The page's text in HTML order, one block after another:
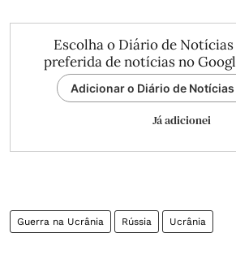
Escolha o Diário de
preferida de notícias no
Adicionar o Diário de
Já adicionei
Guerra na Ucrânia Rússia Ucrânia